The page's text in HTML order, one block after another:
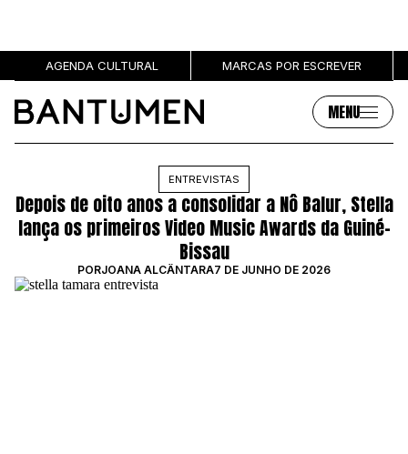
AGENDA CULTURAL MARCAS POR ESCREVER
MENU
MÚSICA
SOCIEDADE
GRL PWR
Sobre
SOBRE NÓS
PUBLICIDADE
AUTORES
ENTREVISTAS
Depois de oito anos a consolidar a Nô Balur, Stella
lança os primeiros Video Music Awards da Guiné-
Bissau
PORJOANA ALCÂNTARA7 DE JUNHO DE 2026